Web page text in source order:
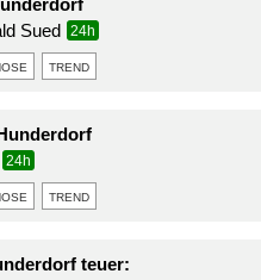
Sued
24h
trend
24h
trend
teuer: